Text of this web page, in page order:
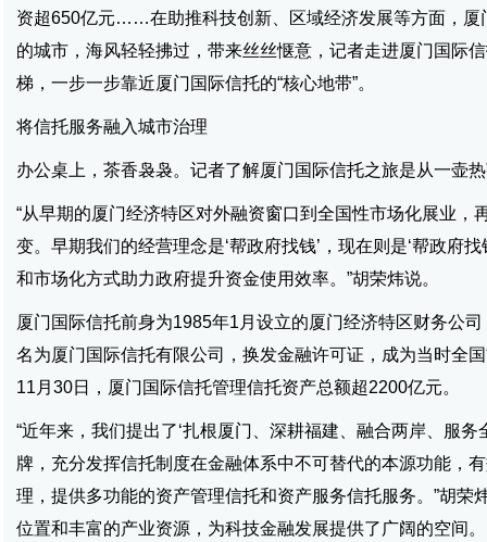
资超650亿元……在助推科技创新、区域经济发展等方面，厦
的城市，海风轻轻拂过，带来丝丝惬意，记者走进厦门国际
梯，一步一步靠近厦门国际信托的“核心地带”。
将信托服务融入城市治理
办公桌上，茶香袅袅。记者了解厦门国际信托之旅是从一壶
“从早期的厦门经济特区对外融资窗口到全国性市场化展业
变。早期我们的经营理念是‘帮政府找钱’，现在则是‘帮政府
和市场化方式助力政府提升资金使用效率。”胡荣炜说。
厦门国际信托前身为1985年1月设立的厦门经济特区财务公
名为厦门国际信托有限公司，换发金融许可证，成为当时全
11月30日，厦门国际信托管理信托资产总额超2200亿元。
“近年来，我们提出了‘扎根厦门、深耕福建、融合两岸、服
牌，充分发挥信托制度在金融体系中不可替代的本源功能，
理，提供多功能的资产管理信托和资产服务信托服务。”胡
位置和丰富的产业资源，为科技金融发展提供了广阔的空间。